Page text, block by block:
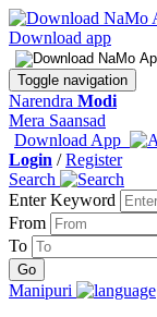
Download app
Toggle navigation
Narendra Modi
Mera Saansad
Download App
Login /Register
Search
Enter Keyword
From
To
Manipuri